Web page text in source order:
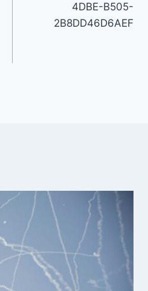
4DBE-B505-
2B8DD46D6AEF